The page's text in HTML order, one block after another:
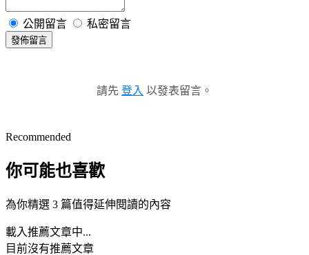
公開留言 私密留言
發佈留言
請先 登入 以發表留言。
Recommended
你可能也喜歡
為你精選 3 篇值得延伸閱讀的內容
載入推薦文章中...
目前沒有推薦文章